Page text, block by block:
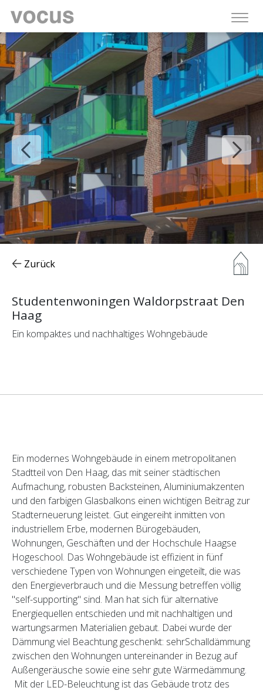
Studentenwoningen Waldorpstraat Den
Haag
Ein kompaktes und nachhaltiges Wohngebäude
Zurück
Ein modernes Wohngebäude in einem metropolitanen
Stadtteil von Den Haag, das mit seiner städtischen
Aufmachung, robusten Backsteinen, Aluminiumakzenten
und den farbigen Glasbalkons einen wichtigen Beitrag zur
Stadterneuerung leistet. Gut eingereiht inmitten von
industriellem Erbe, modernen Bürogebäuden,
Wohnungen, Geschäften und der Hochschule Haagse
Hogeschool. Das Wohngebäude ist effizient in fünf
verschiedene Typen von Wohnungen eingeteilt, die was
den Energieverbrauch und die Messung betreffen völlig
"self-supporting" sind. Man hat sich für alternative
Energiequellen entschieden und mit nachhaltigen und
wartungsarmen Materialien gebaut. Dabei wurde der
Dämmung viel Beachtung geschenkt: sehrSchalldämmung
zwischen den Wohnungen untereinander in Bezug auf
Außengeräusche sowie eine sehr gute Wärmedämmung.
Mit der LED-Beleuchtung ist das Gebäude trotz des